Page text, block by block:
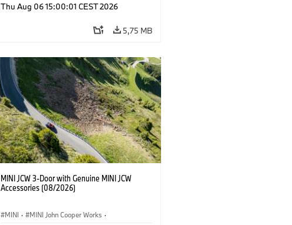
Προαιρετικός εξοπλισμός, αξεσουάρ
Thu Aug 06 15:00:01 CEST 2026
5,75 MB
MINI JCW 3-Door with Genuine MINI JCW
Accessories (08/2026)
MINI · MINI John Cooper Works ·